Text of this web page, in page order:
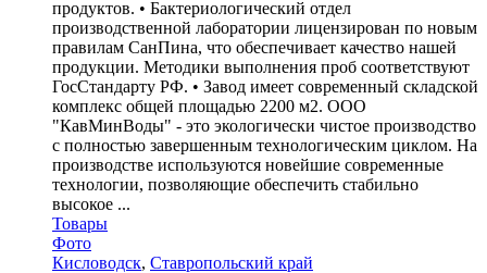
продуктов. • Бактериологический отдел
производственной лаборатории лицензирован по новым
правилам СанПина, что обеспечивает качество нашей
продукции. Методики выполнения проб соответствуют
ГосСтандарту РФ. • Завод имеет современный складской
комплекс общей площадью 2200 м2. ООО
"КавМинВоды" - это экологически чистое производство
с полностью завершенным технологическим циклом. На
производстве используются новейшие современные
технологии, позволяющие обеспечить стабильно
высокое ...
Товары
Фото
Кисловодск, Ставропольский край